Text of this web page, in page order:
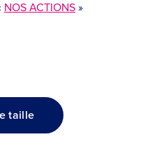
NOS ACTIONS »
taille